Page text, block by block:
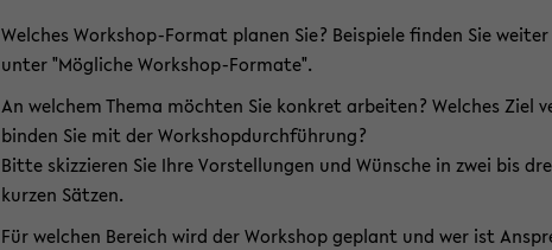
Wel­ches Workshop-​Format pla­nen Sie? Bei­spie­le fin­den Sie
unter "Mög­li­che Workshop-​Formate".
An wel­chem Thema möch­ten Sie kon­kret ar­bei­ten? Wel­ches Ziel
bin­den Sie mit der Work­shop­durch­füh­rung?
Bitte skiz­zie­ren Sie Ihre Vor­stel­lun­gen und Wün­sche in zwei bis
kur­zen Sät­zen.
Für wel­chen Be­reich wird der Work­shop ge­plant und wer ist